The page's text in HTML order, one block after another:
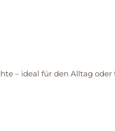
– ideal für den Alltag oder